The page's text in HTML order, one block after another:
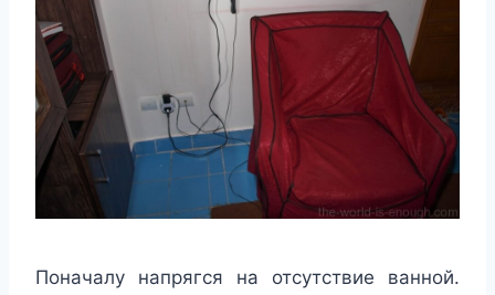
Поначалу напрягся на отсутствие ванной.